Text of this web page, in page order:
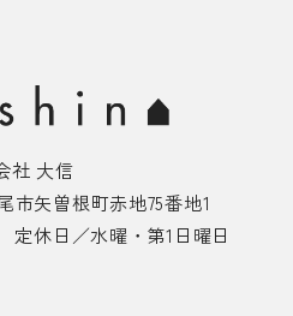
社 大信
市矢曽根町赤地75番地1
休日／水曜・第1日曜日